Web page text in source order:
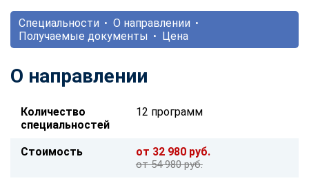
Специальности
О направлении
Получаемые документы
Цена
О направлении
Количество
специальностей
12 программ
Стоимость от 32 980 руб.
от 54 980 руб.